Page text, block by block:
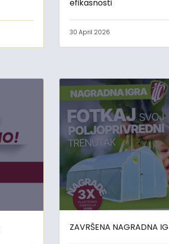
efikasnosti
30 April 2026
ZAVRŠENA NAGRADNA